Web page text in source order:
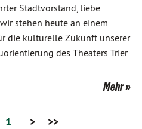
Stadtvorstand, liebe
stehen heute an einem
die kulturelle Zukunft unserer
des Theaters Trier
Mehr
1 > >>